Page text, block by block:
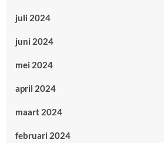
juli 2024
juni 2024
mei 2024
april 2024
maart 2024
februari 2024